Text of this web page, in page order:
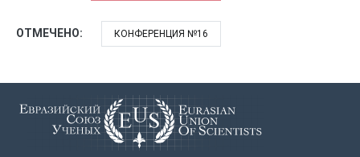
ОТМЕЧЕНО: КОНФЕРЕНЦИЯ №16